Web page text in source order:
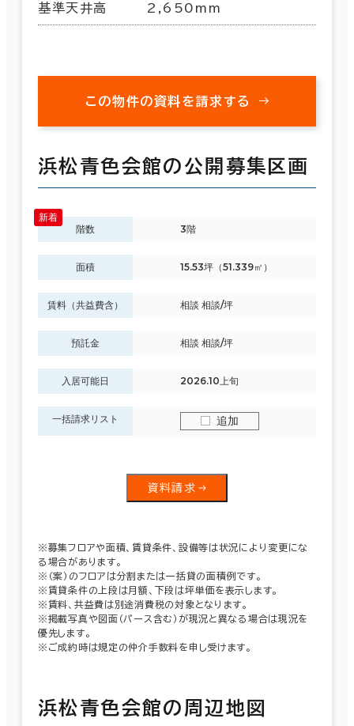
基準天井高 2,650mm
この物件の資料を請求する
浜松青色会館の公開募集区画
階数 3階
面積 15.53坪（51.339㎡）
賃料（共益費含） 相談 相談/坪
預託金 相談 相談/坪
入居可能日 2026.10上旬
一括請求リスト 追加
資料請求
※募集フロアや面積、賃貸条件、設備等は状況により変更にな
る場合があります。
※（案）のフロアは分割または一括貸の面積例です。
※賃貸条件の上段は月額、下段は坪単価を表示します。
※賃料、共益費は別途消費税の対象となります。
※掲載写真や図面（パース含む）が現況と異なる場合は現況を
優先します。
※ご成約時は規定の仲介手数料を申し受けます。
浜松青色会館の周辺地図